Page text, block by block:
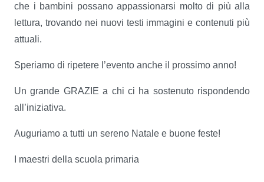
che i bambini possano appassionarsi molto di più alla
lettura, trovando nei nuovi testi immagini e contenuti più
attuali.
Speriamo di ripetere l’evento anche il prossimo anno!
Un grande GRAZIE a chi ci ha sostenuto rispondendo
all’iniziativa.
Auguriamo a tutti un sereno Natale e buone feste!
I maestri della scuola primaria